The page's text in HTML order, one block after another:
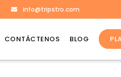
info@tripstro.com
CONTÁCTENOS BLOG